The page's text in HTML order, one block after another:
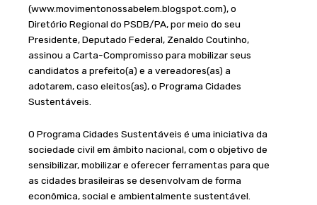
(www.movimentonossabelem.blogspot.com), o
Diretório Regional do PSDB/PA, por meio do seu
Presidente, Deputado Federal, Zenaldo Coutinho,
assinou a Carta-Compromisso para mobilizar seus
candidatos a prefeito(a) e a vereadores(as) a
adotarem, caso eleitos(as), o Programa Cidades
Sustentáveis.
O Programa Cidades Sustentáveis é uma iniciativa da
sociedade civil em âmbito nacional, com o objetivo de
sensibilizar, mobilizar e oferecer ferramentas para que
as cidades brasileiras se desenvolvam de forma
econômica, social e ambientalmente sustentável.